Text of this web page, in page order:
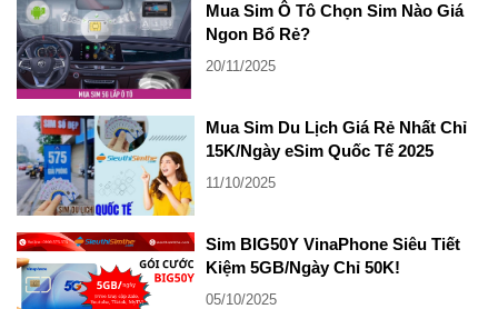
Mua Sim Ô Tô Chọn Sim Nào Giá
Ngon Bổ Rẻ?
20/11/2025
Mua Sim Du Lịch Giá Rẻ Nhất Chỉ
15K/Ngày eSim Quốc Tế 2025
11/10/2025
Sim BIG50Y VinaPhone Siêu Tiết
Kiệm 5GB/Ngày Chỉ 50K!
05/10/2025